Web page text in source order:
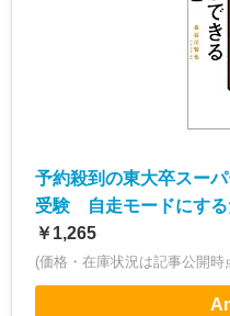
予約殺到の東大卒スー
受験 自走モードにする
￥1,265
(価格・在庫状況は記事公開時